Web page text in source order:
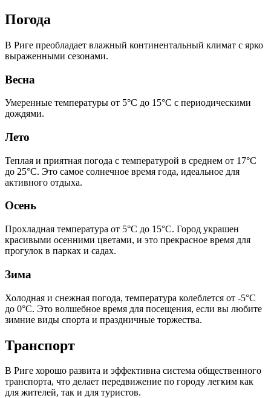
Погода
В Риге преобладает влажный континентальный климат с ярко
выраженными сезонами.
Весна
Умеренные температуры от 5°C до 15°C с периодическими
дождями.
Лето
Теплая и приятная погода с температурой в среднем от 17°C
до 25°C. Это самое солнечное время года, идеальное для
активного отдыха.
Осень
Прохладная температура от 5°C до 15°C. Город украшен
красивыми осенними цветами, и это прекрасное время для
прогулок в парках и садах.
Зима
Холодная и снежная погода, температура колеблется от -5°C
до 0°C. Это волшебное время для посещения, если вы любите
зимние виды спорта и праздничные торжества.
Транспорт
В Риге хорошо развита и эффективна система общественного
транспорта, что делает передвижение по городу легким как
для жителей, так и для туристов.